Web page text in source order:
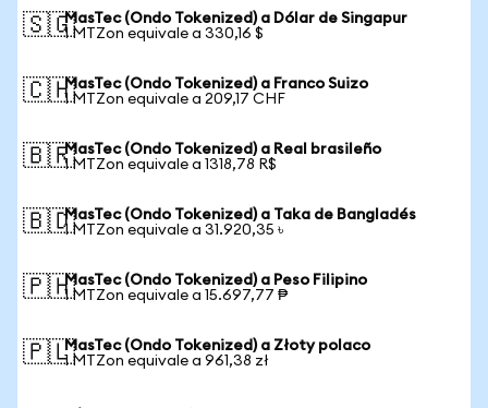
🇸🇬MasTec (Ondo Tokenized) a Dólar de Singapur
1 MTZon equivale a 330,16 $
🇨🇭MasTec (Ondo Tokenized) a Franco Suizo
1 MTZon equivale a 209,17 CHF
🇧🇷MasTec (Ondo Tokenized) a Real brasileño
1 MTZon equivale a 1318,78 R$
🇧🇩MasTec (Ondo Tokenized) a Taka de Bangladés
1 MTZon equivale a 31.920,35 ৳
🇵🇭MasTec (Ondo Tokenized) a Peso Filipino
1 MTZon equivale a 15.697,77 ₱
🇵🇱MasTec (Ondo Tokenized) a Złoty polaco
1 MTZon equivale a 961,38 zł